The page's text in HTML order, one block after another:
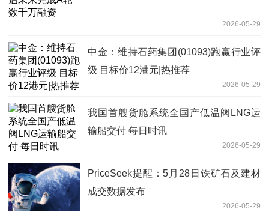
2026-05-29
中金：维持石药集团(01093)跑赢行业评
级 目标价12港元|热推荐
2026-05-29
我国首艘货舱系统全国产低温阀LNG运
输船交付 每日时讯
2026-05-29
PriceSeek提醒：5月28日铁矿石及建材
成交数据发布
2026-05-29